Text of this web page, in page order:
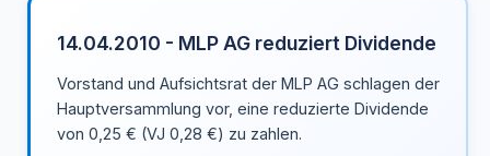
14.04.2010 - MLP AG reduziert Dividende
Vorstand und Aufsichtsrat der MLP AG schlagen der
Hauptversammlung vor, eine reduzierte Dividende
von 0,25 € (VJ 0,28 €) zu zahlen.